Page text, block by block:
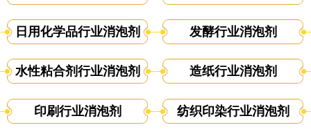
日用化学品行业消泡剂 发酵行业消泡剂
水性粘合剂行业消泡剂 造纸行业消泡剂
印刷行业消泡剂 纺织印染行业消泡剂